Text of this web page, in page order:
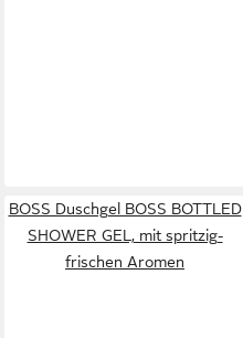
BOSS Duschgel BOSS BOTTLED
SHOWER GEL, mit spritzig-
frischen Aromen